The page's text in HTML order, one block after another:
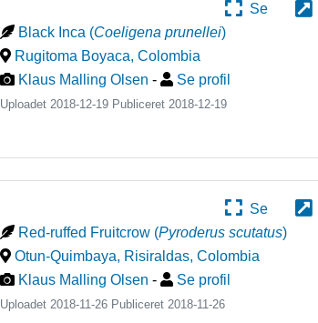
Se
Black Inca (Coeligena prunellei)
Rugitoma Boyaca,Colombia
Klaus Malling Olsen - Se profil
Uploadet 2018-12-19 Publiceret2018-12-19
Se
Red-ruffed Fruitcrow (Pyroderus scutatus)
Otun-Quimbaya, Risiraldas,Colombia
Klaus Malling Olsen - Se profil
Uploadet 2018-11-26 Publiceret 2018-11-26